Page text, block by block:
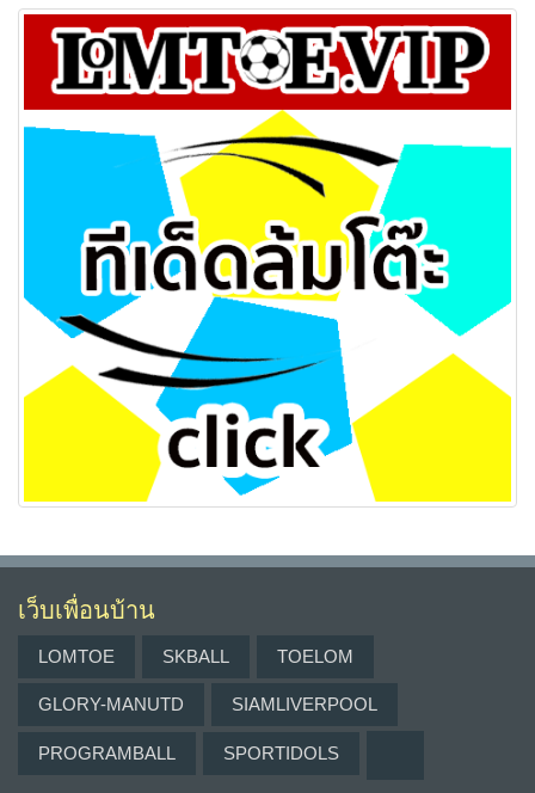
เว็บเพื่อนบ้าน
LOMTOE SKBALL TOELOM
GLORY-MANUTD SIAMLIVERPOOL
PROGRAMBALL SPORTIDOLS